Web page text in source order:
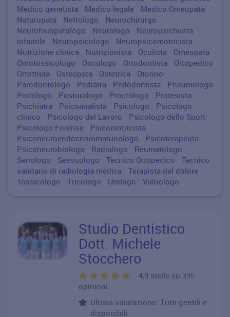
Medico genetista
Medico legale
Medico Omeopata
Naturopata
Nefrologo
Neurochirurgo
Neurofisiopatologo
Neurologo
Neuropsichiatra
infantile
Neuropsicologo
Neuropsicomotricista
Nutrizione clinica
Nutrizionista Oculista
Omeopata
Omotossicologo
Oncologo Ortodontista
Ortopedico
Ortottista
Osteopata Ostetrica
Otorino
Parodontologo
Pediatra Pedodontista
Pneumologo
Podologo
Posturologo Proctologo
Protesista
Psichiatra
Psicoanalista Psicologo
Psicologo
clinico
Psicologo del Lavoro
Psicologo dello Sport
Psicologo Forense
Psicomotricista
Psiconeuroendocrinoimmunologo
Psicoterapeuta
Psiconeurobiologo
Radiologo
Reumatologo
Senologo
Sessuologo Tecnico Ortopedico
Tecnico
sanitario di radiologia medica
Terapista del dolore
Tossicologo
Tricologo Urologo Vulnologo
Studio Dentistico
Dott. Michele
Stocchero
4,9 stelle su 335
opinioni
Ultima valutazione: Tutti gentili e
disponibili.